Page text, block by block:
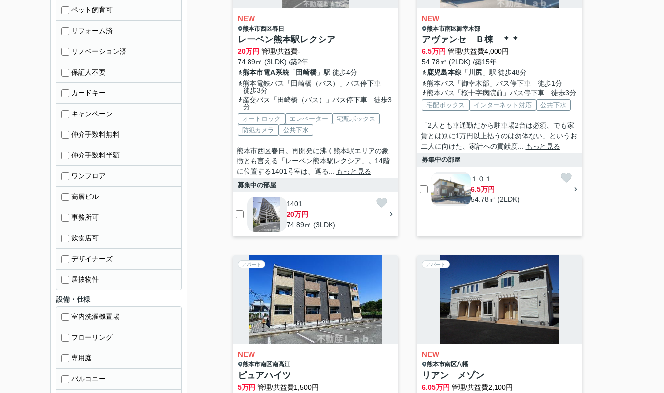
NEW
熊本市西区春日
レーベン熊本駅レクシア
20万円 管理/共益費-
74.89㎡ (3LDK) /築2年
熊本市電A系統「 田崎橋」駅 徒歩4分
熊本電鉄バス「田崎橋（バス）」バス停下車
徒歩3分
産交バス「田崎橋（バス）」バス停下車 徒歩3
分
オートロック エレベーター
宅配ボックス
防犯カメラ
公共下水
熊本市西区春日。再開発に沸く熊本駅エリアの象
徴とも言える「レーベン熊本駅レクシア」。14階
に位置する1401号室は、遮る...
もっと見る
募集中の部屋
1401
20万円
74.89㎡ (3LDK)
NEW
熊本市南区御幸木部
アヴァンセ Ｂ棟 ＊＊
6.5万円 管理/共益費4,000円
54.78㎡ (2LDK) /築15年
鹿児島本線「 川尻」駅 徒歩48分
熊本バス「御幸木部」バス停下車 徒歩1分
熊本バス「桜十字病院前」バス停下車 徒歩3分
宅配ボックス インターネット対応 公共下水
「2人とも車通勤だから駐車場2台は必須、でも家
賃とは別に1万円以上払うのは勿体ない」というお
二人に向けた、家計への貢献度...
もっと見る
募集中の部屋
１０１
6.5万円
54.78㎡ (2LDK)
アパート
NEW
熊本市南区南高江
ピュアハイツ
5万円 管理/共益費1,500円
アパート
NEW
熊本市南区八幡
リアン メゾン
6.05万円 管理/共益費2,100円
ペット飼育可
リフォーム済
リノベーション済
保証人不要
カードキー
キャンペーン
仲介手数料無料
仲介手数料半額
ワンフロア
高層ビル
事務所可
飲食店可
デザイナーズ
居抜物件
設備・仕様
室内洗濯機置場
フローリング
専用庭
バルコニー